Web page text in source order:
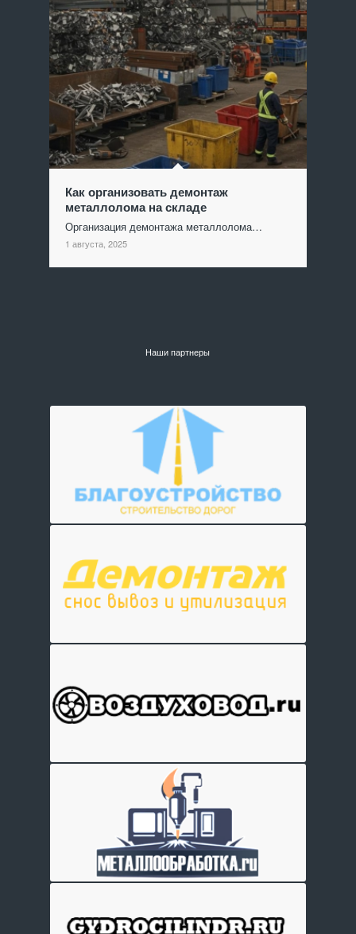
Как организовать демонтаж
металлолома на складе
Организация демонтажа металлолома…
1 августа, 2025
Наши партнеры